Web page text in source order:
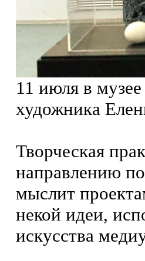
11 июля в
художника
Творческая
направлению
мыслит
некой идеи,
искусства